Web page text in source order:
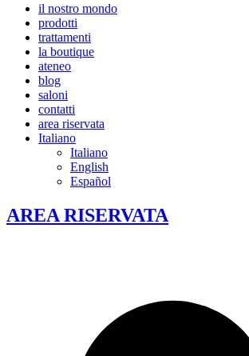
il nostro mondo
prodotti
trattamenti
la boutique
ateneo
blog
saloni
contatti
area riservata
Italiano
Italiano
English
Español
AREA RISERVATA